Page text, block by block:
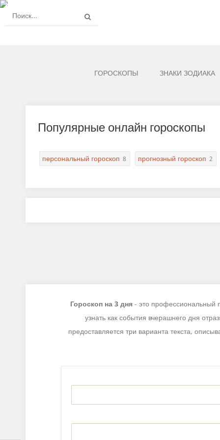
ГОРОСКОПЫ ЗНАКИ ЗОДИАКА
Популярные онлайн гороскопы
персональный гороскоп 8 прогнозный гороскоп 2
Гороскоп на 3 дня- это профессиональный
узнать как события вчерашнего дня
предоставляется три варианта текста,